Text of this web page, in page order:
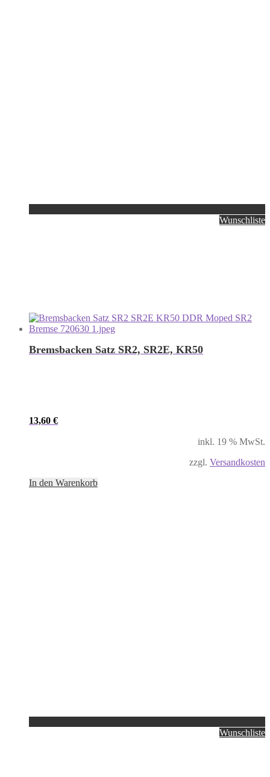
Wunschliste
Bremsbacken Satz SR2, SR2E, KR50
13,60 €
inkl. 19 % MwSt.
zzgl. Versandkosten
In den Warenkorb
Wunschliste